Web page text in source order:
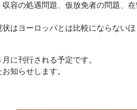
容の処遇問題、仮放免者の問題、在
状はヨーロッパとは比較にならないほ
に刊行される予定です。
知らせします。